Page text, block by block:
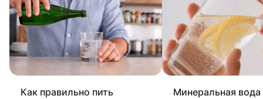
Как правильно пить
Минеральная вода